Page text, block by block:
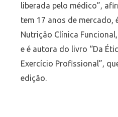
liberada pelo médico”,
tem 17 anos de mercado,
Nutrição Clínica
e é autora do livro “Da
Exercício Profissional”,
edição.